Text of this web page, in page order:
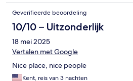
Geverifieerde beoordeling
10/10 – Uitzonderlijk
18 mei 2025
Vertalen met Google
Nice place, nice people
Kent, reis van 3 nachten